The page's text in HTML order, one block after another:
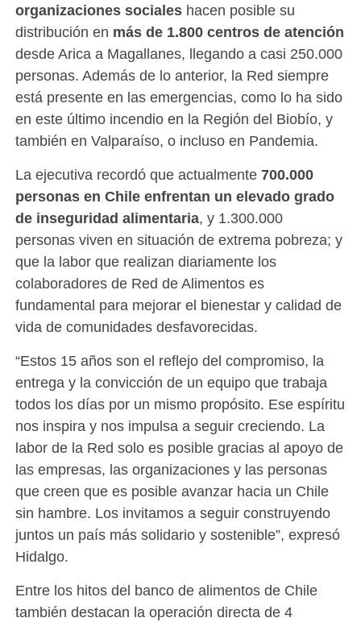
organizaciones socialeshacen posible su
distribución en más de 1.800 centros de atención
desde Arica a Magallanes, llegando a casi 250.000
personas. Además de lo anterior, la Red siempre
está presente en las emergencias, como lo ha sido
en este último incendio en la Región del Biobío, y
también en Valparaíso, o incluso en Pandemia.
La ejecutiva recordó que actualmente 700.000
personas en Chile enfrentan un elevado grado
de inseguridad alimentaria, y 1.300.000
personas viven en situación de extrema pobreza; y
que la labor que realizan diariamente los
colaboradores de Red de Alimentos es
fundamental para mejorar el bienestar y calidad de
vida de comunidades desfavorecidas.
“Estos 15 años son el reflejo del compromiso, la
entrega y la convicción de un equipo que trabaja
todos los días por un mismo propósito. Ese espíritu
nos inspira y nos impulsa a seguir creciendo. La
labor de la Red solo es posible gracias al apoyo de
las empresas, las organizaciones y las personas
que creen que es posible avanzar hacia un Chile
sin hambre. Los invitamos a seguir construyendo
juntos un país más solidario y sostenible”, expresó
Hidalgo.
Entre los hitos del banco de alimentos de Chile
también destacan la operación directa de 4